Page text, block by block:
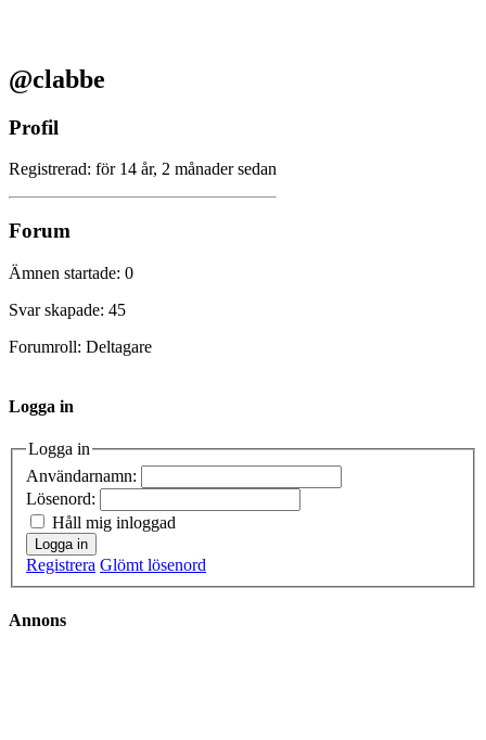
@clabbe
Profil
Registrerad: för 14 år, 2 månader sedan
Forum
Ämnen startade: 0
Svar skapade: 45
Forumroll: Deltagare
Logga in
Logga in
Användarnamn:
Lösenord:
Håll mig inloggad
Logga in
Registrera Glömt lösenord
Annons